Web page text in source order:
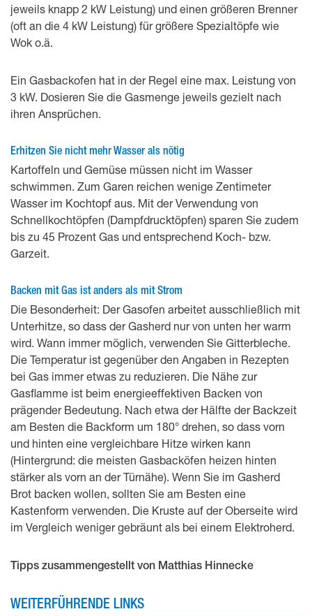
jeweils knapp 2 kW Leistung) und einen größeren Brenner
(oft an die 4 kW Leistung) für größere Spezialtöpfe wie
Wok o.ä.
Ein Gasbackofen hat in der Regel eine max. Leistung von
3 kW. Dosieren Sie die Gasmenge jeweils gezielt nach
ihren Ansprüchen.
Erhitzen Sie nicht mehr Wasser als nötig
Kartoffeln und Gemüse müssen nicht im Wasser
schwimmen. Zum Garen reichen wenige Zentimeter
Wasser im Kochtopf aus. Mit der Verwendung von
Schnellkochtöpfen (Dampfdrucktöpfen) sparen Sie zudem
bis zu 45 Prozent Gas und entsprechend Koch- bzw.
Garzeit.
Backen mit Gas ist anders als mit Strom
Die Besonderheit: Der Gasofen arbeitet ausschließlich mit
Unterhitze, so dass der Gasherd nur von unten her warm
wird. Wann immer möglich, verwenden Sie Gitterbleche.
Die Temperatur ist gegenüber den Angaben in Rezepten
bei Gas immer etwas zu reduzieren. Die Nähe zur
Gasflamme ist beim energieeffektiven Backen von
prägender Bedeutung. Nach etwa der Hälfte der Backzeit
am Besten die Backform um 180° drehen, so dass vorn
und hinten eine vergleichbare Hitze wirken kann
(Hintergrund: die meisten Gasbacköfen heizen hinten
stärker als vorn an der Türnähe). Wenn Sie im Gasherd
Brot backen wollen, sollten Sie am Besten eine
Kastenform verwenden. Die Kruste auf der Oberseite wird
im Vergleich weniger gebräunt als bei einem Elektroherd.
Tipps zusammengestellt von Matthias Hinnecke
WEITERFÜHRENDE LINKS